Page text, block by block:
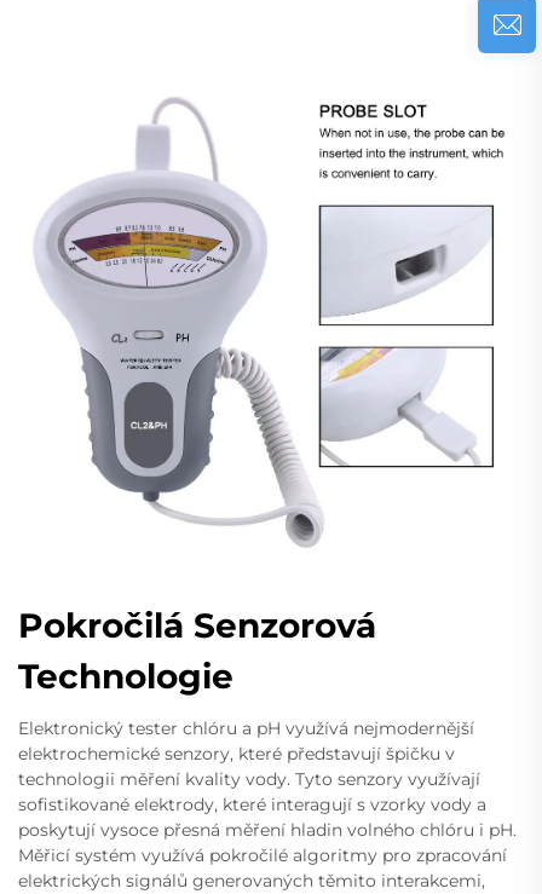
Pokročilá Senzorová
Technologie
Elektronický tester chlóru a pH využívá nejmodernější
elektrochemické senzory, které představují špičku v
technologii měření kvality vody. Tyto senzory využívají
sofistikované elektrody, které interagují s vzorky vody a
poskytují vysoce přesná měření hladin volného chlóru i pH.
Měřicí systém využívá pokročilé algoritmy pro zpracování
elektrických signálů generovaných těmito interakcemi,